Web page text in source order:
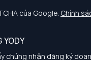
nghề nghiệp
của Google. Chính
YODY
chứng nhận đăng ký